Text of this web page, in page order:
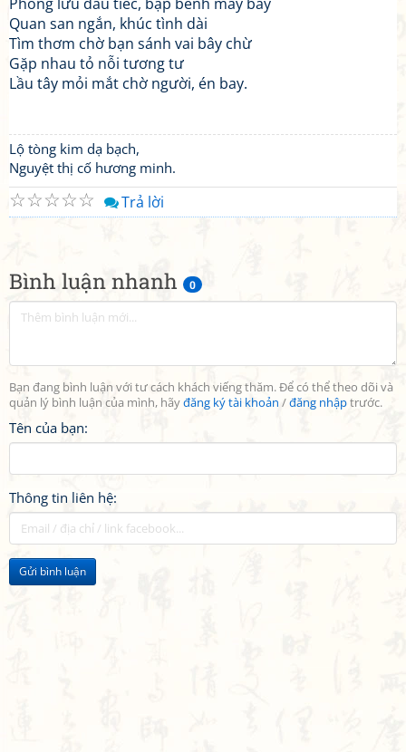
Bình luận nhanh 0
Bạn đang bình luận với tư cách khách viếng thăm. Để có thể theo dõi và
quản lý bình luận của mình, hãyđăng ký tài khoản /đăng nhậptrước.
Tên của bạn:
Thông tin liên hệ:
Gửi bình luận
Quan san ngắn, khúc tình dài
Tìm thơm chờ bạn sánh vai bây chừ
Gặp nhau tỏ nỗi tương tư
Lầu tây mỏi mắt chờ người, én bay.
Lộ tòng kim dạ bạch,
Nguyệt thị cố hương minh.
☆
☆
☆
☆
☆ Trả lời